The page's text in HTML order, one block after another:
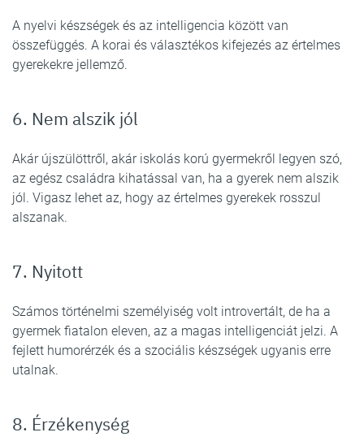
A nyelvi készségek és az intelligencia között van
összefüggés. A korai és választékos kifejezés az értelmes
gyerekekre jellemző.
6. Nem alszik jól
Akár újszülöttről, akár iskolás korú gyermekről legyen szó,
az egész családra kihatással van, ha a gyerek nem alszik
jól. Vigasz lehet az, hogy az értelmes gyerekek rosszul
alszanak.
7. Nyitott
Számos történelmi személyiség volt introvertált, de ha a
gyermek fiatalon eleven, az a magas intelligenciát jelzi. A
fejlett humorérzék és a szociális készségek ugyanis erre
utalnak.
8. Érzékenység